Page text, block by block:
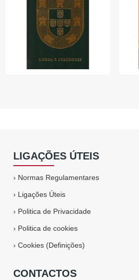
LIGAÇÕES ÚTEIS
› Normas Regulamentares
› Ligações Úteis
› Politica de Privacidade
› Politica de cookies
›Cookies (Definições)
CONTACTOS